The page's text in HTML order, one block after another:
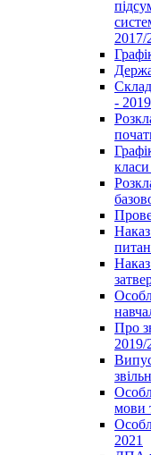
2017/
-
Про
2019/
мови
2021